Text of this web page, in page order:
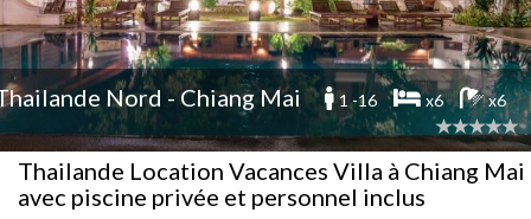
Nord - Chiang Mai 1 -16 x6 x6
Thailande Location Vacances Villa à Chiang Mai
avec piscine privée et personnel inclus